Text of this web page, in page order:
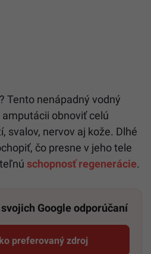
Tento nenápadný vodný
obnoviť celú
svalov, nervov aj kože. Dlhé
čo presne v jeho tele
schopnosť regenerácie.
Google odporúčaní
preferovaný zdroj
Startitup, odkaz sa otvorí v